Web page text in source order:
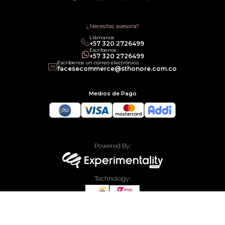
Política legal de Gift Cards¿Necesitas asesoría?
Llámanos
‎+57 320 2726499
Escríbenos
‎+57 320 2726499
Escríbenos un correo electrónico
facesecommerce@sthonore.com.co
Medios de Pago
Powered By:
Technology: